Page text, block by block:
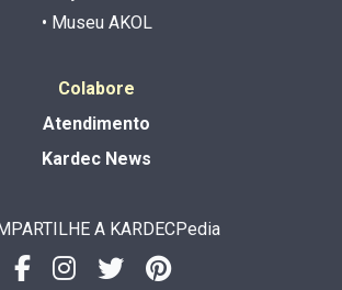
• Museu AKOL
Colabore
Atendimento
Kardec News
A KARDECPedia